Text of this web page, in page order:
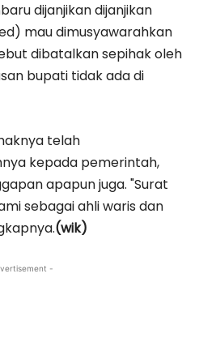
dijanjikan dijanjikan
mau dimusyawarahkan
dibatalkan sepihak oleh
bupati tidak ada di
telah
kepada pemerintah,
apapun juga. "Surat
sebagai ahli waris dan
(wik)
-